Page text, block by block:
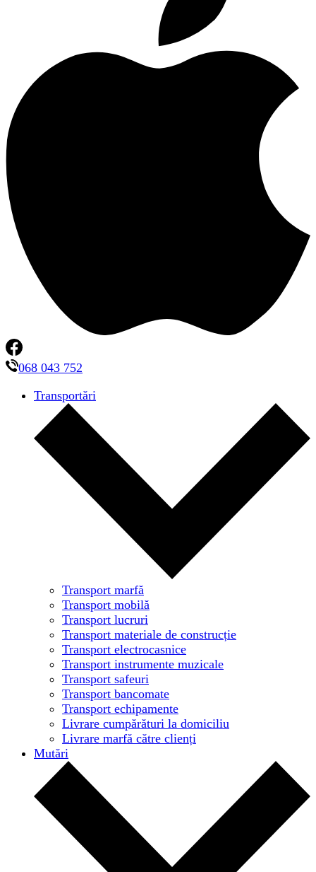
068 043 752
Transportări
Transport marfă
Transport mobilă
Transport lucruri
Transport materiale de construcție
Transport electrocasnice
Transport instrumente muzicale
Transport safeuri
Transport bancomate
Transport echipamente
Livrare cumpărături la domiciliu
Livrare marfă către clienți
Mutări